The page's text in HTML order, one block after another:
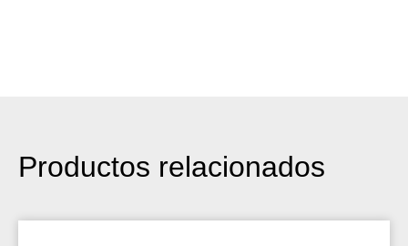
Productos relacionados